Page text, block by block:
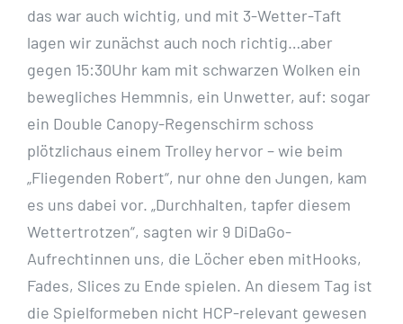
das war auch wichtig, und mit 3-Wetter-Taft
lagen wir zunächst auch noch richtig…aber
gegen 15:30Uhr kam mit schwarzen Wolken ein
bewegliches Hemmnis, ein Unwetter, auf: sogar
ein Double Canopy-Regenschirm schoss
plötzlichaus einem Trolley hervor – wie beim
„Fliegenden Robert“, nur ohne den Jungen, kam
es uns dabei vor. „Durchhalten, tapfer diesem
Wettertrotzen“, sagten wir 9 DiDaGo-
Aufrechtinnen uns, die Löcher eben mitHooks,
Fades, Slices zu Ende spielen. An diesem Tag ist
die Spielformeben nicht HCP-relevant gewesen